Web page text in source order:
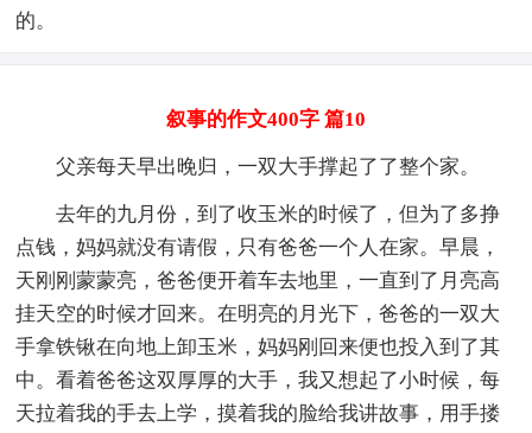
的。
叙事的作文400字 篇10
父亲每天早出晚归，一双大手撑起了了整个家。
去年的九月份，到了收玉米的时候了，但为了多挣
点钱，妈妈就没有请假，只有爸爸一个人在家。早晨，
天刚刚蒙蒙亮，爸爸便开着车去地里，一直到了月亮高
挂天空的时候才回来。在明亮的月光下，爸爸的一双大
手拿铁锹在向地上卸玉米，妈妈刚回来便也投入到了其
中。看着爸爸这双厚厚的大手，我又想起了小时候，每
天拉着我的手去上学，摸着我的脸给我讲故事，用手搂